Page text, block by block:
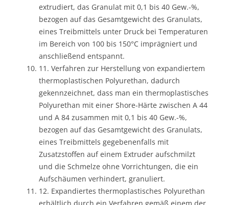
extrudiert, das Granulat mit 0,1 bis 40 Gew.-%,
bezogen auf das Gesamtgewicht des Granulats,
eines Treibmittels unter Druck bei Temperaturen
im Bereich von 100 bis 150°C imprägniert und
anschließend entspannt.
11. Verfahren zur Herstellung von expandiertem
thermoplastischen Polyurethan, dadurch
gekennzeichnet, dass man ein thermoplastisches
Polyurethan mit einer Shore-Härte zwischen A 44
und A 84 zusammen mit 0,1 bis 40 Gew.-%,
bezogen auf das Gesamtgewicht des Granulats,
eines Treibmittels gegebenenfalls mit
Zusatzstoffen auf einem Extruder aufschmilzt
und die Schmelze ohne Vorrichtungen, die ein
Aufschäumen verhindert, granuliert.
12. Expandiertes thermoplastisches Polyurethan
erhältlich durch ein Verfahren gemäß einem der